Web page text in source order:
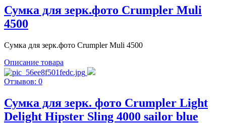
Сумка для зерк.фото Crumpler Muli
4500
Сумка для зерк.фото Crumpler Muli 4500
Описание товара
Отзывов: 0
Сумка для зерк. фото Crumpler Light
Delight Hipster Sling 4000 sailor blue